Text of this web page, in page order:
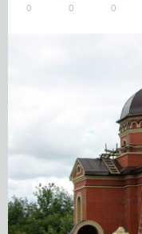
0 0 0